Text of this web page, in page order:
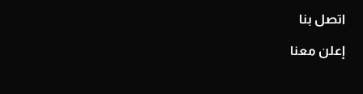
اتصل بنا
إعلن معنا